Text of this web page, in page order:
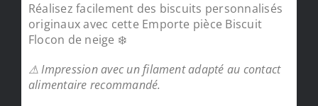
Réalisez facilement des biscuits personnalisés
originaux avec cette Emporte pièce Biscuit
Flocon de neige ❄️
⚠ Impression avec un filament adapté au contact
alimentaire recommandé.